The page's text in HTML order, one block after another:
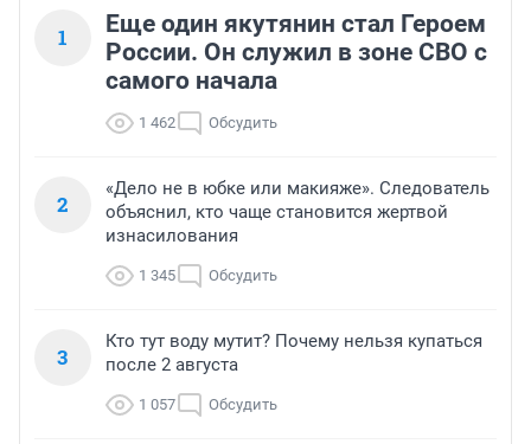
1
Еще один якутянин стал Героем
России. Он служил в зоне СВО с
самого начала
1 462 Обсудить
2
«Дело не в юбке или макияже». Следователь
объяснил, кто чаще становится жертвой
изнасилования
1 345 Обсудить
3
Кто тут воду мутит? Почему нельзя купаться
после 2 августа
1 057 Обсудить